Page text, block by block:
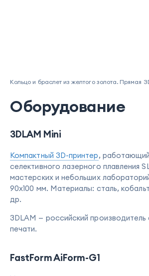
Кольцо и браслет из желтого золота. Прямая
Оборудование
3DLAM Mini
Компактный 3D-принтер,
селективного лазерного плавления
мастерских и небольших
90х100 мм. Материалы: сталь,
др.
3DLAM — российский производитель
печати.
FastForm AiForm-G1